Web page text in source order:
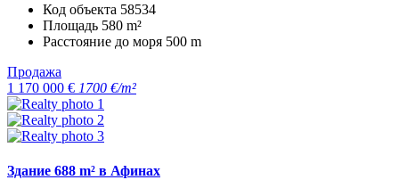
Код объекта 58534
Площадь 580 m²
Расстояние до моря 500 m
Продажа
1 170 000 € 1700 €/m²
Здание 688 m² в Афинах